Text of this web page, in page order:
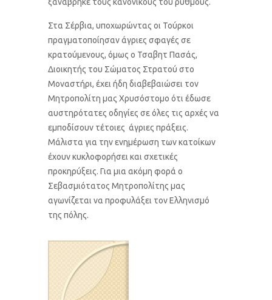
Στα Σέρβια, υποχωρώντας οι Τούρκοι
πραγματοποίησαν άγριες σφαγές σε
κρατούμενους, όμως ο Τσαβητ Πασάς,
Διοικητής του Σώματος Στρατού στο
Μοναστήρι, έχει ήδη διαβεβαιώσει τον
Μητροπολίτη μας Χρυσόστομο ότι έδωσε
αυστηρότατες οδηγίες σε όλες τις αρχές να
εμποδίσουν τέτοιες άγριες πράξεις.
Μάλιστα για την ενημέρωση των κατοίκων
έχουν κυκλοφορήσει και σχετικές
προκηρύξεις. Για μια ακόμη φορά ο
Σεβασμιότατος Μητροπολίτης μας
αγωνίζεται να προφυλάξει τον Ελληνισμό
της πόλης.